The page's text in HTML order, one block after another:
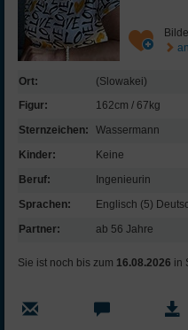
Ort:
(Slowakei)
Figur:
162cm / 67kg
Sternzeichen:
Wassermann
Kinder:
Keine
Beruf:
Ingenieurin
Sprachen:
Englisch (5)
Partner:
ab 56 Jahre
Sie ist noch bis zum 16.08.2026 in